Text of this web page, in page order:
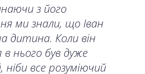
з його
ми знали, що Іван
дитина. Коли він
в нього був дуже
ніби все розуміючий